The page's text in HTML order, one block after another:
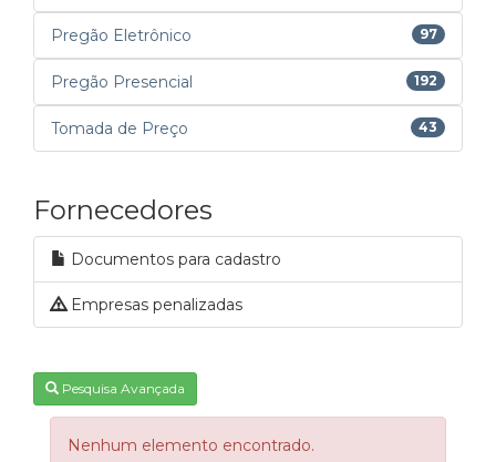
Pregão Eletrônico 97
Pregão Presencial 192
Tomada de Preço 43
Fornecedores
Documentos para cadastro
Empresas penalizadas
Pesquisa Avançada
Nenhum elemento encontrado.